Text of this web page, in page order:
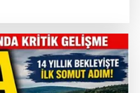
Tüneli’nde feci kaza:
PEKİ EMEĞİN